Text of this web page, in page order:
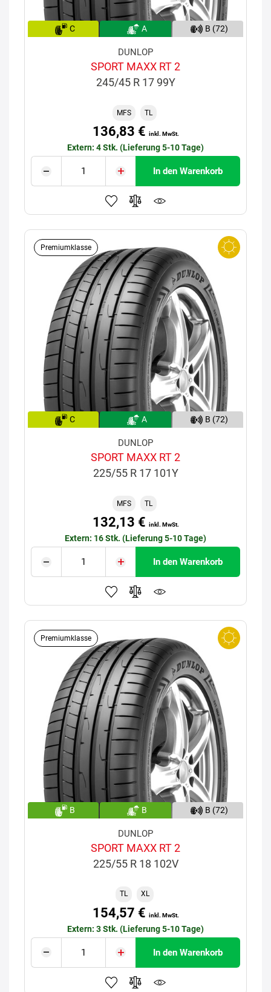
C A B (72)
DUNLOP
SPORT MAXX RT 2
245/45 R 17 99Y
MFS TL
136,83 € inkl. MwSt.
Extern: 4 Stk. (Lieferung 5-10 Tage)
In den Warenkorb
Premiumklasse
C A B (72)
DUNLOP
SPORT MAXX RT 2
225/55 R 17 101Y
MFS TL
132,13 € inkl. MwSt.
Extern: 16 Stk. (Lieferung 5-10 Tage)
In den Warenkorb
Premiumklasse
B B B (72)
DUNLOP
SPORT MAXX RT 2
225/55 R 18 102V
TL XL
154,57 € inkl. MwSt.
Extern: 3 Stk. (Lieferung 5-10 Tage)
In den Warenkorb